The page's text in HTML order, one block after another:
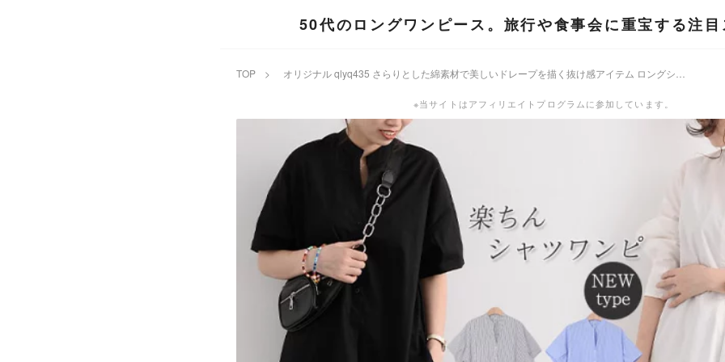
50代のロングワンピース。旅行や食事会に重宝する注
TOP >
※当サイトはアフィリエイトプログラムに参加しています。